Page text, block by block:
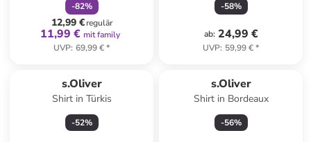
-82%
12,99 €regulär
11,99 € mit family
UVP: 69,99 €*
-58%
ab: 24,99 €
UVP: 59,99 €*
s.Oliver
Shirt in Türkis
-52%
s.Oliver
Shirt in Bordeaux
-56%